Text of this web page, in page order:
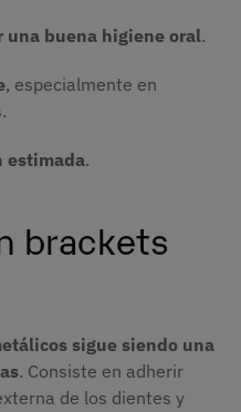
una buena higiene oral.
, especialmente en
estimada.
brackets
sigue siendo una
. Consiste en adherir
de los dientes y